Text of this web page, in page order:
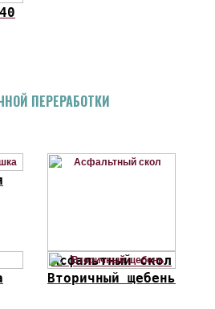
ПЕРЕРАБОТКИ
Асфальтный скол
Вторичный щебень